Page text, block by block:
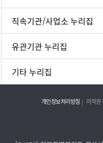
직속기관/사업소 누리집
유관기관 누리집
기타 누리집
개인정보처리방침 저작권